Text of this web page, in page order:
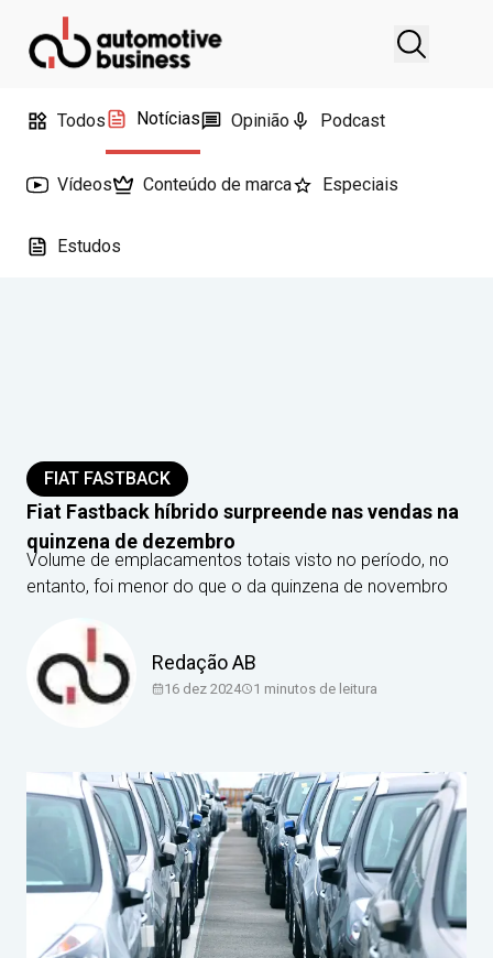
Todos Notícias Opinião Podcast
Vídeos Conteúdo de marca Especiais
Estudos
FIAT FASTBACK
Fiat Fastback híbrido surpreende nas vendas na
quinzena de dezembro
Volume de emplacamentos totais visto no período, no
entanto, foi menor do que o da quinzena de novembro
Redação AB
16 dez 2024 1 minutos de leitura